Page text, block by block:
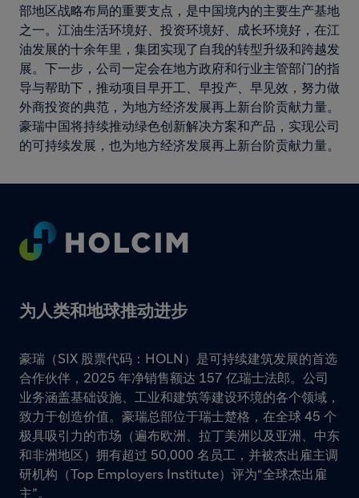
部地区战略布局的重要支点，是中国境内的主要生产基地
之一。江油生活环境好、投资环境好、成长环境好，在江
油发展的十余年里，集团实现了自我的转型升级和跨越发
展。下一步，公司一定会在地方政府和行业主管部门的指
导与帮助下，推动项目早开工、早投产、早见效，努力做
外商投资的典范，为地方经济发展再上新台阶贡献力量。
豪瑞中国将持续推动绿色创新解决方案和产品，实现公司
的可持续发展，也为地方经济发展再上新台阶贡献力量。
Footer
为人类和地球推动进步
豪瑞（SIX 股票代码：HOLN）是可持续建筑发展的首选
合作伙伴，2025 年净销售额达 157 亿瑞士法郎。公司
业务涵盖基础设施、工业和建筑等建设环境的各个领域，
致力于创造价值。豪瑞总部位于瑞士楚格，在全球 45 个
极具吸引力的市场（遍布欧洲、拉丁美洲以及亚洲、中东
和非洲地区）拥有超过 50,000 名员工，并被杰出雇主调
研机构（Top Employers Institute）评为“全球杰出雇
主”。